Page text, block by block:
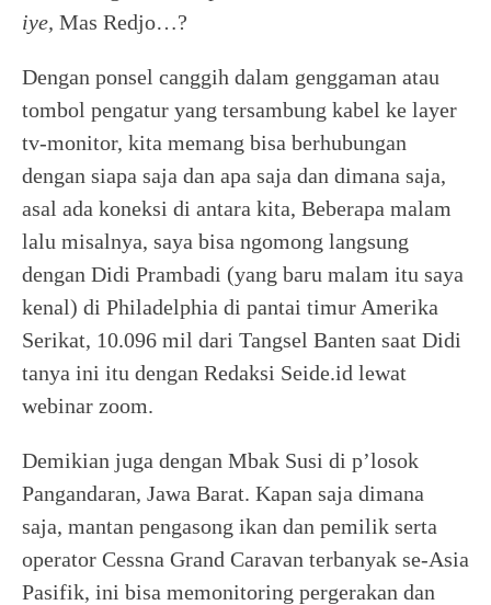
iye, Mas Redjo…?
Dengan ponsel canggih dalam genggaman atau
tombol pengatur yang tersambung kabel ke layer
tv-monitor, kita memang bisa berhubungan
dengan siapa saja dan apa saja dan dimana saja,
asal ada koneksi di antara kita, Beberapa malam
lalu misalnya, saya bisa ngomong langsung
dengan Didi Prambadi (yang baru malam itu saya
kenal) di Philadelphia di pantai timur Amerika
Serikat, 10.096 mil dari Tangsel Banten saat Didi
tanya ini itu dengan Redaksi Seide.id lewat
webinar zoom.
Demikian juga dengan Mbak Susi di p’losok
Pangandaran, Jawa Barat. Kapan saja dimana
saja, mantan pengasong ikan dan pemilik serta
operator Cessna Grand Caravan terbanyak se-Asia
Pasifik, ini bisa memonitoring pergerakan dan